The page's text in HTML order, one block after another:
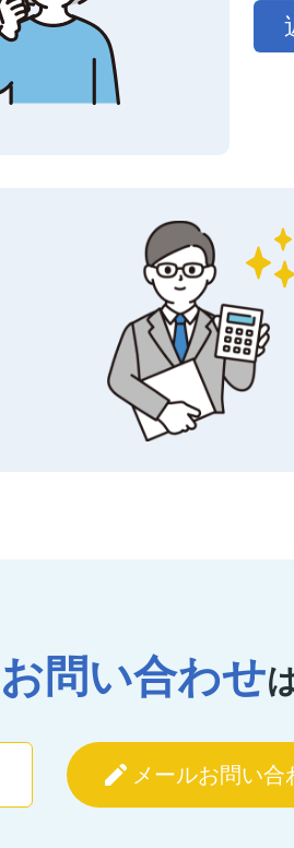
お問い合わせ
メールお問い合